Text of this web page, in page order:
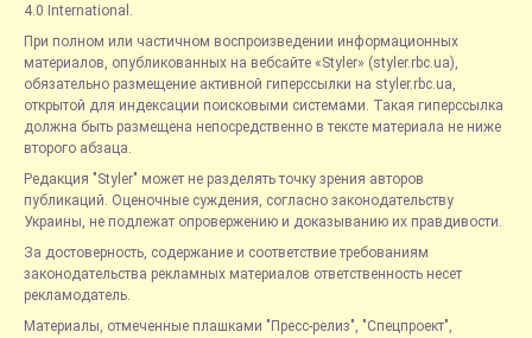
4.0 International.
При полном или частичном воспроизведении информационных
материалов, опубликованных на вебсайте «Styler» (styler.rbc.ua),
обязательно размещение активной гиперссылки на styler.rbc.ua,
открытой для индексации поисковыми системами. Такая гиперссылка
должна быть размещена непосредственно в тексте материала не ниже
второго абзаца.
Редакция "Styler" может не разделять точку зрения авторов
публикаций. Оценочные суждения, согласно законодательству
Украины, не подлежат опровержению и доказыванию их правдивости.
За достоверность, содержание и соответствие требованиям
законодательства рекламных материалов ответственность несет
рекламодатель.
Материалы, отмеченные плашками "Пресс-релиз", "Спецпроект",